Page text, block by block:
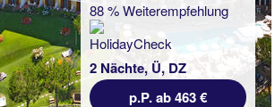
88 % Weiterempfehlung
2 Nächte, Ü, DZ
p.P. ab 463 €